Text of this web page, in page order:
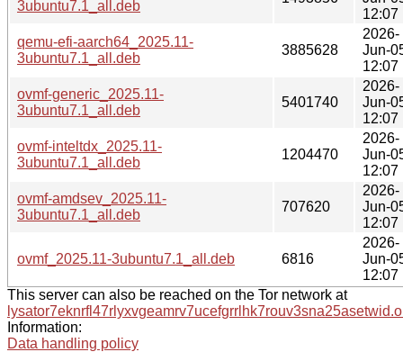
3ubuntu7.1_all.deb
12:07
qemu-efi-aarch64_2025.11-
3ubuntu7.1_all.deb
3885628
2026-
Jun-
12:07
ovmf-generic_2025.11-
3ubuntu7.1_all.deb
5401740
2026-
Jun-
12:07
ovmf-inteltdx_2025.11-
3ubuntu7.1_all.deb
1204470
2026-
Jun-
12:07
ovmf-amdsev_2025.11-
3ubuntu7.1_all.deb
707620
2026-
Jun-
12:07
ovmf_2025.11-3ubuntu7.1_all.deb 6816
2026-
Jun-
12:07
This server can also be reached on the Tor network at
Information:
Data handling policy